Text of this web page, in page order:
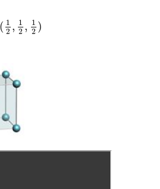
( 1
2 , 1
2 , 1
2 )